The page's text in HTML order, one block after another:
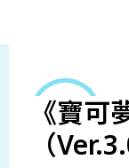
《寶
（